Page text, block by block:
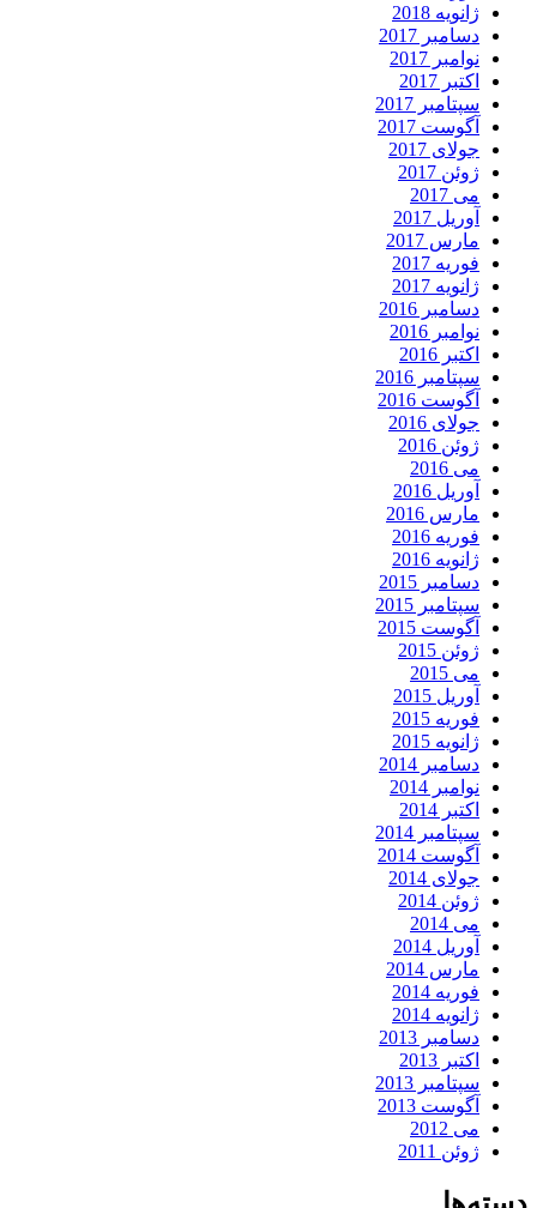
ژانویه 2018
دسامبر 2017
نوامبر 2017
اکتبر 2017
سپتامبر 2017
آگوست 2017
جولای 2017
ژوئن 2017
می 2017
آوریل 2017
مارس 2017
فوریه 2017
ژانویه 2017
دسامبر 2016
نوامبر 2016
اکتبر 2016
سپتامبر 2016
آگوست 2016
جولای 2016
ژوئن 2016
می 2016
آوریل 2016
مارس 2016
فوریه 2016
ژانویه 2016
دسامبر 2015
سپتامبر 2015
آگوست 2015
ژوئن 2015
می 2015
آوریل 2015
فوریه 2015
ژانویه 2015
دسامبر 2014
نوامبر 2014
اکتبر 2014
سپتامبر 2014
آگوست 2014
جولای 2014
ژوئن 2014
می 2014
آوریل 2014
مارس 2014
فوریه 2014
ژانویه 2014
دسامبر 2013
اکتبر 2013
سپتامبر 2013
آگوست 2013
می 2012
ژوئن 2011